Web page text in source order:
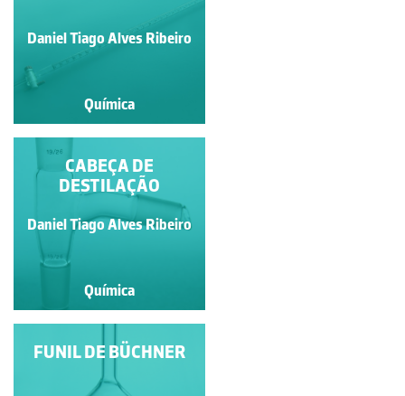
Daniel Tiago Alves Ribeiro
Química
Daniel Tiago Alves Ribeiro
Química
CABEÇA DE
DESTILAÇÃO
Daniel Tiago Alves Ribeiro
Química
CABEÇA DE
DESTILAÇÃO
Daniel Tiago Alves Ribeiro
Química
CADINHO DE
FUNIL DE BÜCHNER